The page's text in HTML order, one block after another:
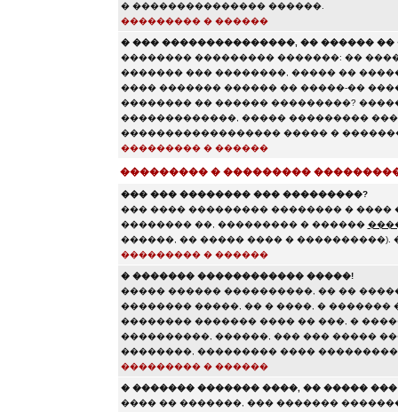
� ��������������� ������.
��������� � ������
� ��� ���������������, �� ������ ��
�������� ��������� �������: ��
������� ��� ��������, ����� ��
���� ������� ������ �� �����-��
�������� �� ������ ���������?
�������������, ����� ���������
������������������ ����� �
��������� � ������
��������� � ���������
��� ��� �������� ��� ���������?
��� ���� ��������� �������� � ����
�������� ��, ��������� � ������
������, �� ����� ���� �
��������� � ������
� ������� ������������ �����!
����� ������ ����������, �� ��
�������� �����, �� � ����, �
�������� ������� ���� �� ���, �
����������, ������, ��� ��� �����
��������, ��������� ����
��������� � ������
� ������� ������� ����, �� �����
���� �� �������, ��� �������